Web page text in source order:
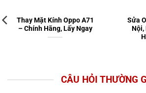
Thay Mặt Kính Oppo A71
– Chính Hãng, Lấy Ngay
Sửa
Nội,
CÂU HỎI THƯỜNG